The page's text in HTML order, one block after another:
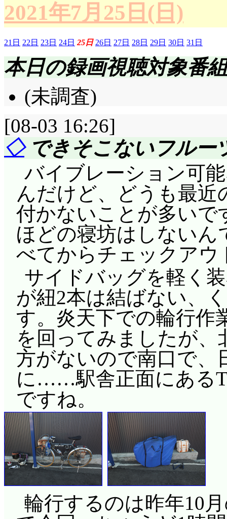
2021年7月25日(日)
21日 22日 23日 24日 25日 26日 27日 28日 29日 30日 31日
本日の録画視聴対象番組
(未調査)
[08-03 16:26]
◇できそこないフルー
バイブレーション可
んだけど、どうも最近
付かないことが多い
ほどの寝坊はしない
べてからチェックアウ
サイドバッグを軽く
が紐2本は結ばない、
す。炎天下での輪行作
を回ってみましたが
方がないので南口で、
に……駅舎正面にある
ですね。
輪行するのは昨年10